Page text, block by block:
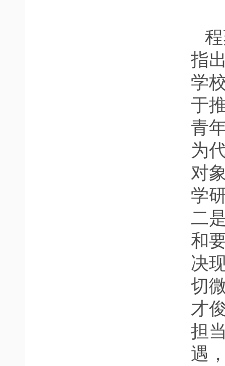
指
学
于
青
为
对
学
二
和
决
切
才
担
遇